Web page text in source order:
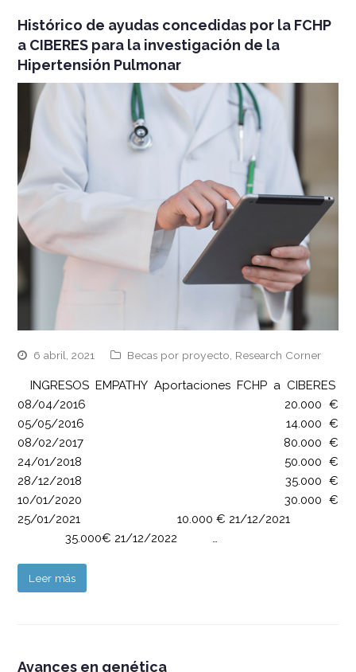
Histórico de ayudas concedidas por la FCHP
a CIBERES para la investigación de la
Hipertensión Pulmonar
6 abril, 2021 Becas por proyecto, Research Corner
INGRESOS EMPATHY Aportaciones FCHP a CIBERES
08/04/2016 20.000 €
05/05/2016 14.000 €
08/02/2017 80.000 €
24/01/2018 50.000 €
28/12/2018 35.000 €
10/01/2020 30.000 €
25/01/2021 10.000 € 21/12/2021
35.000€ 21/12/2022 …
Leer más
Avances en genética